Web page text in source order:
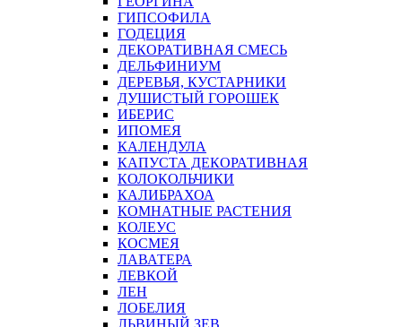
ГИПСОФИЛА
ГОДЕЦИЯ
ДЕКОРАТИВНАЯ СМЕСЬ
ДЕЛЬФИНИУМ
ДЕРЕВЬЯ, КУСТАРНИКИ
ДУШИСТЫЙ ГОРОШЕК
ИБЕРИС
ИПОМЕЯ
КАЛЕНДУЛА
КАПУСТА ДЕКОРАТИВНАЯ
КОЛОКОЛЬЧИКИ
КАЛИБРАХОА
КОМНАТНЫЕ РАСТЕНИЯ
КОЛЕУС
КОСМЕЯ
ЛАВАТЕРА
ЛЕВКОЙ
ЛЕН
ЛОБЕЛИЯ
ЛЬВИНЫЙ ЗЕВ